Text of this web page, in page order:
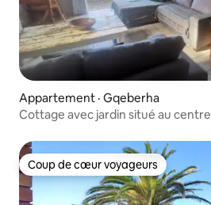
Appartement · Gqeberha
Cottage avec jardin situé au centre
Coup de cœur voyageurs
Coup de cœur voyageurs